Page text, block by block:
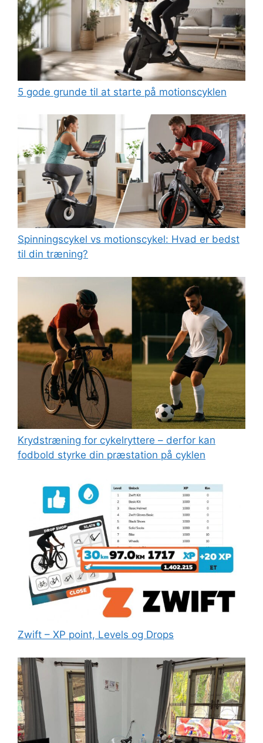
5 gode grunde til at starte på motionscyklen
Spinningscykel vs motionscykel: Hvad er bedst
til din træning?
Kryds­træning for cykelryttere – derfor kan
fodbold styrke din præstation på cyklen
Zwift – XP point, Levels og Drops